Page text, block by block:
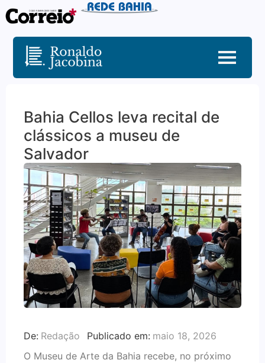
Bahia Cellos leva recital de
clássicos a museu de
Salvador
De: Redação Publicado em: maio 18, 2026
O Museu de Arte da Bahia recebe, no próximo